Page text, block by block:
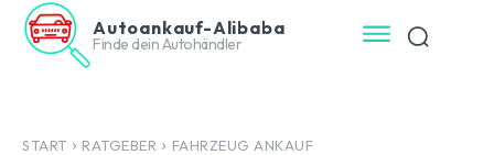
Autoankauf-Alibaba
Finde dein Autohändler
START RATGEBER FAHRZEUG ANKAUF